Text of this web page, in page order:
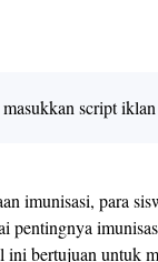
masukkan script
imunisasi, para
pentingnya
ini bertujuan untuk